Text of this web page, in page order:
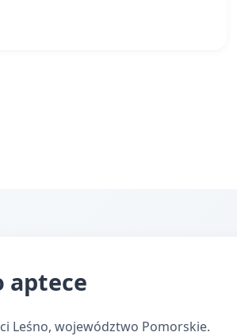
aptece
Leśno, województwo Pomorskie.